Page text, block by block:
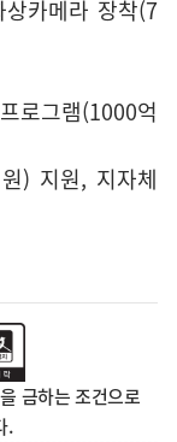
카메라 장착(7
로그램(1000억
) 지원, 지자체
금하는 조건으로
.